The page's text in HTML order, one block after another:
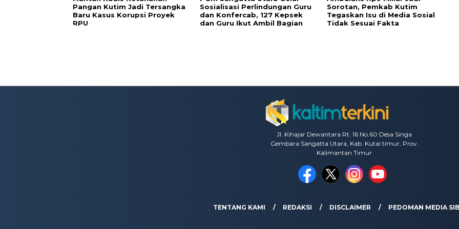
Pangan Kutim Jadi Tersangka
Baru Kasus Korupsi Proyek
RPU
Sosialisasi Perlindungan Guru
dan Konfercab, 127 Kepsek
dan Guru Ikut Ambil Bagian
Sorotan, Pemkab Kutim
Tegaskan Isu di Media Sosial
Tidak Sesuai Fakta
Jl. Kihajar Dewantara Rt. 16 No.60 Desa Singa
Gembara Sangatta Utara, Kab. Kutai timur, Prov.
Kalimantan Timur
TENTANG KAMI REDAKSI DISCLAIMER PEDOMAN MEDIA